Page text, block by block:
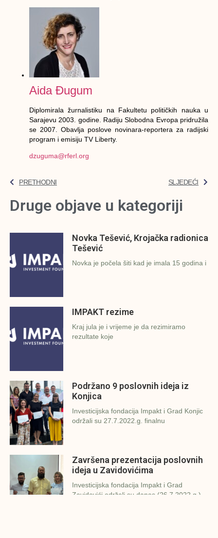
Aida Đugum
Diplomirala žurnalistiku na Fakultetu političkih nauka u
Sarajevu 2003. godine. Radiju Slobodna Evropa pridružila
se 2007. Obavlja poslove novinara-reportera za radijski
program i emisiju TV Liberty.
dzuguma@rferl.org
PRETHODNI SLJEDEĆI
Druge objave u kategoriji
Novka Tešević, Krojačka radionica
Tešević
Novka je počela šiti kad je imala 15 godina i
IMPAKT rezime
Kraj jula je i vrijeme je da rezimiramo
rezultate koje
Podržano 9 poslovnih ideja iz
Konjica
Investicijska fondacija Impakt i Grad Konjic
održali su 27.7.2022.g. finalnu
Završena prezentacija poslovnih
ideja u Zavidovićima
Investicijska fondacija Impakt i Grad
Zavidovići održali su danas (26.7.2022.g.)